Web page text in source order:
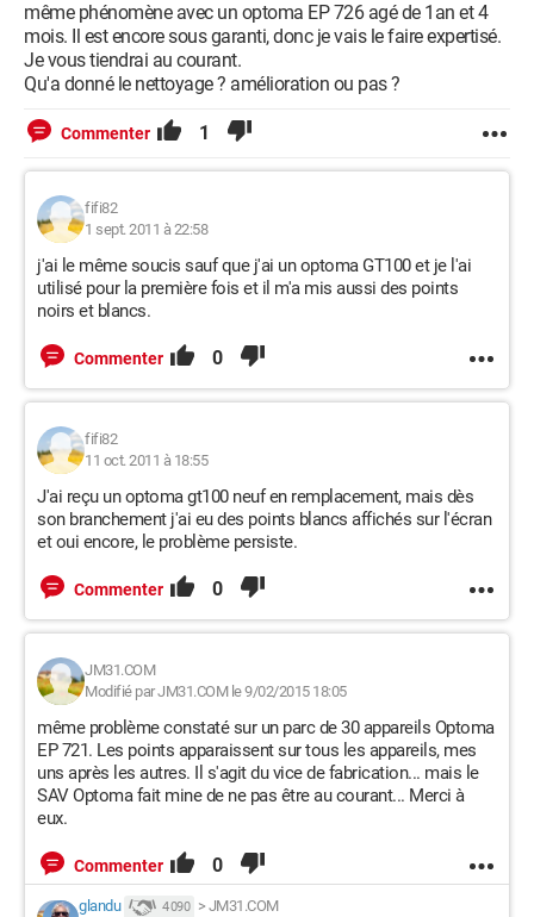
même phénomène avec un optoma EP 726 agé de 1an et 4
mois. Il est encore sous garanti, donc je vais le faire expertisé.
Je vous tiendrai au courant.
Qu'a donné le nettoyage ? amélioration ou pas ?
Commenter 1
fifi82
1 sept. 2011 à 22:58
j'ai le même soucis sauf que j'ai un optoma GT100 et je l'ai
utilisé pour la première fois et il m'a mis aussi des points
noirs et blancs.
Commenter 0
fifi82
11 oct. 2011 à 18:55
J'ai reçu un optoma gt100 neuf en remplacement, mais dès
son branchement j'ai eu des points blancs affichés sur l'écran
et oui encore, le problème persiste.
Commenter 0
JM31.COM
Modifié par JM31.COM le 9/02/2015 18:05
même problème constaté sur un parc de 30 appareils Optoma
EP 721. Les points apparaissent sur tous les appareils, mes
uns après les autres. Il s'agit du vice de fabrication... mais le
SAV Optoma fait mine de ne pas être au courant... Merci à
eux.
Commenter 0
glandu 4 090 > JM31.COM